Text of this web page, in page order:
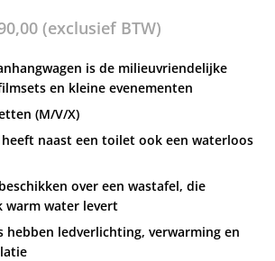
(exclusief BTW)
is de milieuvriendelijke
en kleine evenementen
(M/V/X)
naast een toilet ook een waterloos
over een wastafel, die
warm water levert
hebben ledverlichting, verwarming en